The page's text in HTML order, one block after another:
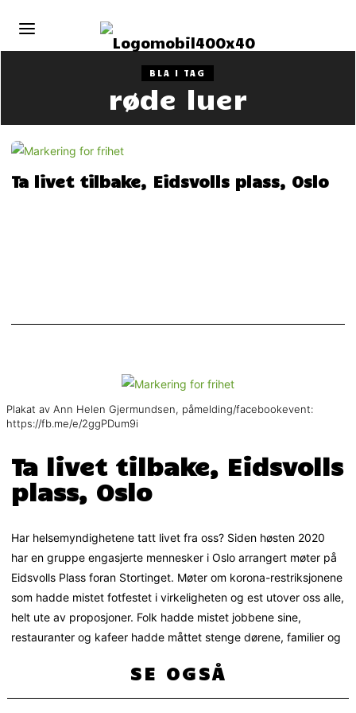
BLA I TAG
røde luer
Ta livet tilbake, Eidsvolls plass, Oslo
Plakat av Ann Helen Gjermundsen, påmelding/facebookevent:
https://fb.me/e/2ggPDum9i
Ta livet tilbake, Eidsvolls
plass, Oslo
Har helsemyndighetene tatt livet fra oss? Siden høsten 2020
har en gruppe engasjerte mennesker i Oslo arrangert møter på
Eidsvolls Plass foran Stortinget. Møter om korona-restriksjonene
som hadde mistet fotfestet i virkeligheten og est utover oss alle,
helt ute av proposjoner. Folk hadde mistet jobbene sine,
restauranter og kafeer hadde måttet stenge dørene, familier og
SE OGSÅ